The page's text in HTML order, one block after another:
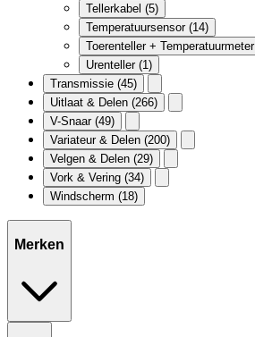
Tellerkabel (5)
Temperatuursensor (14)
Toerenteller + Temperatuurmeter
Urenteller (1)
Transmissie (45)
Uitlaat & Delen (266)
V-Snaar (49)
Variateur & Delen (200)
Velgen & Delen (29)
Vork & Vering (34)
Windscherm (18)
Merken